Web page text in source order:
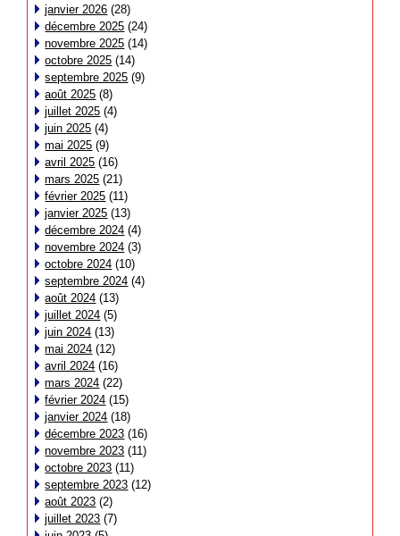
janvier 2026 (28)
décembre 2025 (24)
novembre 2025 (14)
octobre 2025 (14)
septembre 2025 (9)
août 2025 (8)
juillet 2025 (4)
juin 2025 (4)
mai 2025 (9)
avril 2025 (16)
mars 2025 (21)
février 2025 (11)
janvier 2025 (13)
décembre 2024 (4)
novembre 2024 (3)
octobre 2024 (10)
septembre 2024 (4)
août 2024 (13)
juillet 2024 (5)
juin 2024 (13)
mai 2024 (12)
avril 2024 (16)
mars 2024 (22)
février 2024 (15)
janvier 2024 (18)
décembre 2023 (16)
novembre 2023 (11)
octobre 2023 (11)
septembre 2023 (12)
août 2023 (2)
juillet 2023 (7)